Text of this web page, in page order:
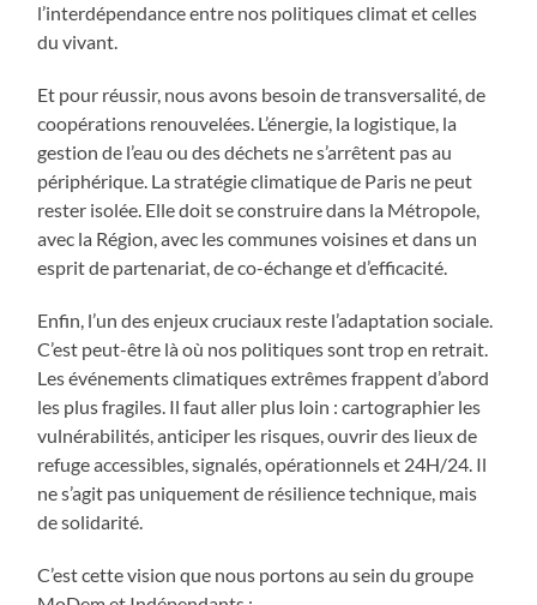
l’interdépendance entre nos politiques climat et celles
du vivant.
Et pour réussir, nous avons besoin de transversalité, de
coopérations renouvelées. L’énergie, la logistique, la
gestion de l’eau ou des déchets ne s’arrêtent pas au
périphérique. La stratégie climatique de Paris ne peut
rester isolée. Elle doit se construire dans la Métropole,
avec la Région, avec les communes voisines et dans un
esprit de partenariat, de co-échange et d’efficacité.
Enfin, l’un des enjeux cruciaux reste l’adaptation sociale.
C’est peut-être là où nos politiques sont trop en retrait.
Les événements climatiques extrêmes frappent d’abord
les plus fragiles. Il faut aller plus loin : cartographier les
vulnérabilités, anticiper les risques, ouvrir des lieux de
refuge accessibles, signalés, opérationnels et 24H/24. Il
ne s’agit pas uniquement de résilience technique, mais
de solidarité.
C’est cette vision que nous portons au sein du groupe